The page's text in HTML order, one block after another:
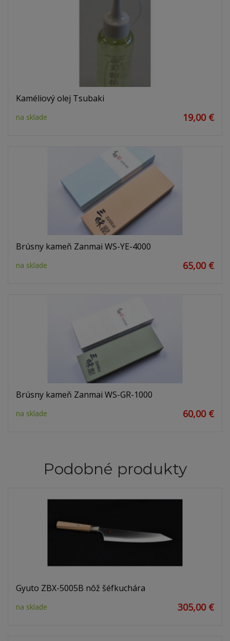
Kaméliový olej Tsubaki
na sklade 19,00 €
Brúsny kameň Zanmai WS-YE-4000
na sklade 65,00 €
Brúsny kameň Zanmai WS-GR-1000
na sklade 60,00 €
Podobné produkty
Gyuto ZBX-5005B nôž šéfkuchára
na sklade 305,00 €